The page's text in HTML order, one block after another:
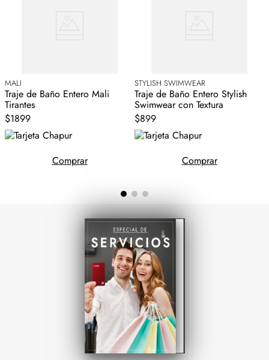
MALI
Traje de Baño Entero Mali
Tirantes
$1899
Comprar
STYLISH SWIMWEAR
Traje de Baño Entero Stylish
Swimwear con Textura
$899
Comprar